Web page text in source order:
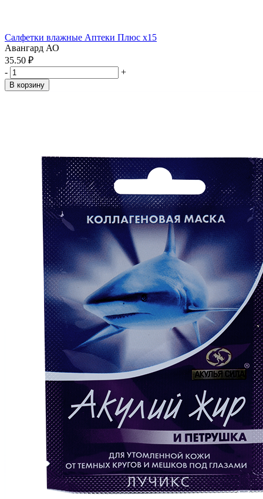
Салфетки влажные Аптеки Плюс x15
Авангард АО
35.50 ₽
-
+
В корзину